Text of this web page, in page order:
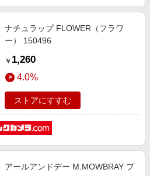
ナチュラップ FLOWER（フラワ
ー） 150496
￥ 1,260
4.0%
ストアにすすむ
アールアンドデー M.MOWBRAY プ